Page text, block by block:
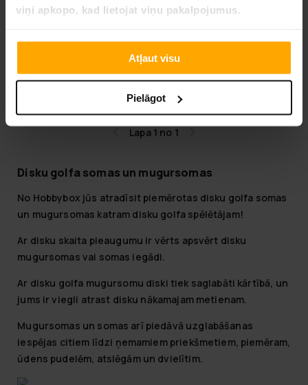
viņi apkopo, kad lietojat viņu pakalpojumus.
Atļaut visu
Pielāgot
Lapa 1 no 1
Disku golfa somas un mugursomas
No Hobbybox jūs atradīsit piemērotas disku golfa somas
un mugursomas katram disku golfa spēlētājam!
Ar disku skaita pieaugumu ir vērts apsvērt disku
mugursomas vai somas iegādi.
Ar disku golfa mugursomu diski tiek saglabāti kārtībā, un
jums ir viegli atrast disku nākamajam metienam.
Mugursomas un somas arī piedāvā uzglabāšanas
iespējas citiem līdzi ņemamiem priekšmetiem, piemēram,
ūdens pudelēm, atslēgām un dvielītim.